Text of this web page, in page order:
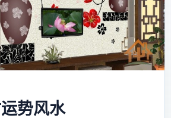
家居文化
创意家居
势风水